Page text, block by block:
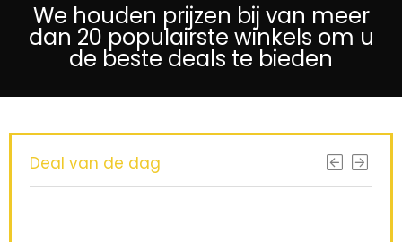
We houden prijzen bij van meer
dan 20 populairste winkels om u
de beste deals te bieden
Deal van de dag